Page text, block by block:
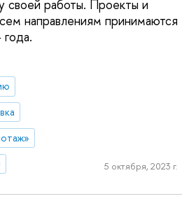
своей работы. Проекты и
направлениям принимаются
5 октября, 2023 г.